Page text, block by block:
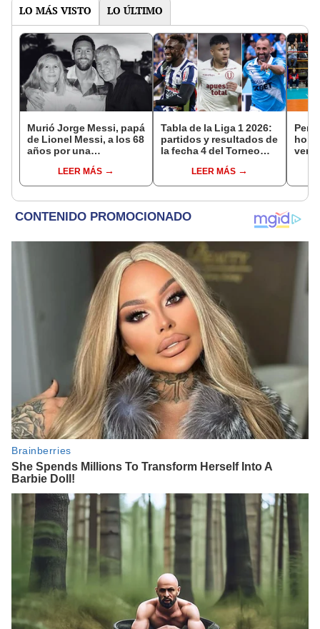
LO MÁS VISTO LO ÚLTIMO
Murió Jorge Messi, papá
de Lionel Messi, a los 68
años por una
LEER MÁS
Tabla de la Liga 1 2026:
partidos y resultados de
la fecha 4 del Torneo
del Acumulado
LEER MÁS
hora
ver